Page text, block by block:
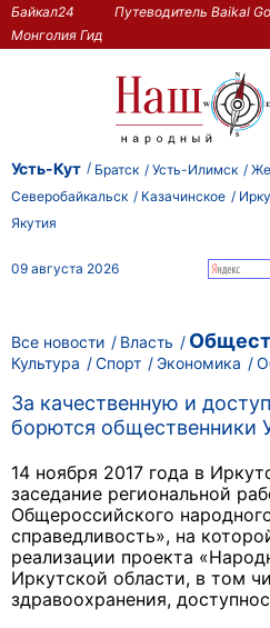
Байкал24 Путеводитель Baikal Go
Монголия Гид
Усть-Кут Братск Усть-Илимск
Северобайкальск
Казачинское
Якутия
09 августа 2026
Все новости Власть
Культура
Спорт Экономика
За качественную и
борются общественники
14 ноября 2017 года в
заседание региональной
Общероссийского
справедливость», на
реализации проекта
Иркутской области, в том
здравоохранения,